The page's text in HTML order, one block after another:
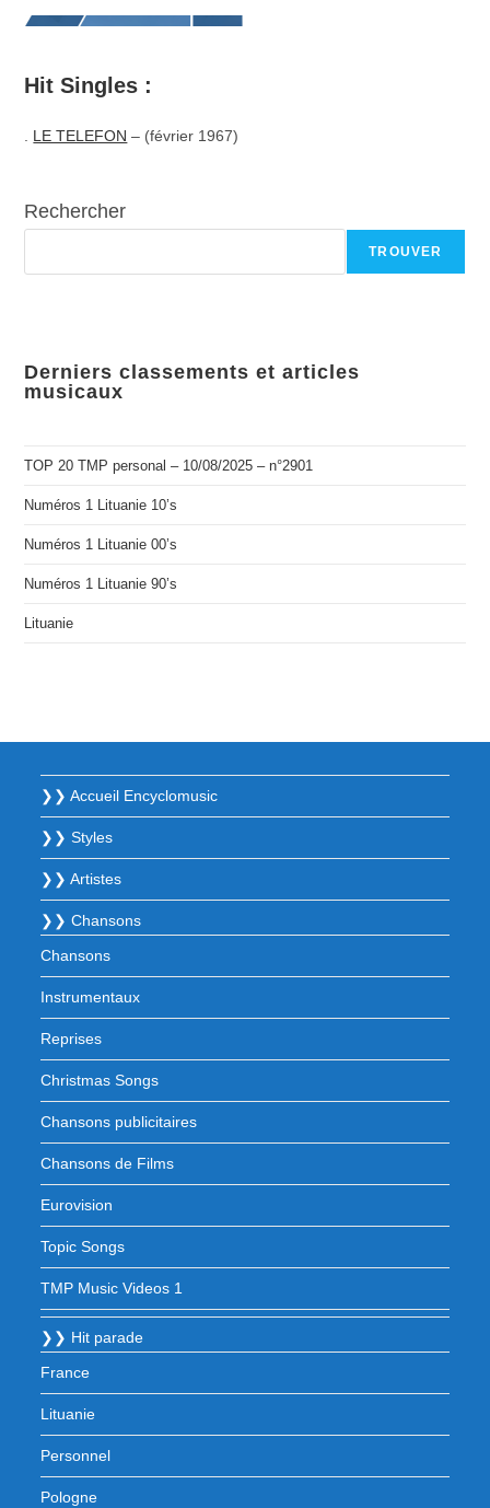
Hit Singles :
LE TELEFON – (février 1967)
Rechercher
TROUVER
Derniers classements et articles
musicaux
TOP 20 TMP personal – 10/08/2025 – n°2901
Numéros 1 Lituanie 10’s
Numéros 1 Lituanie 00’s
Numéros 1 Lituanie 90’s
Lituanie
❯❯ Accueil Encyclomusic
❯❯ Styles
❯❯ Artistes
❯❯ Chansons
Chansons
Instrumentaux
Reprises
Christmas Songs
Chansons publicitaires
Chansons de Films
Eurovision
Topic Songs
TMP Music Videos 1
❯❯ Hit parade
France
Lituanie
Personnel
Pologne